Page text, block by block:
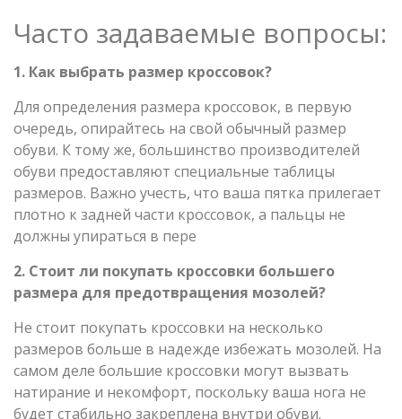
Часто задаваемые вопросы:
1. Как выбрать размер кроссовок?
Для определения размера кроссовок, в первую
очередь, опирайтесь на свой обычный размер
обуви. К тому же, большинство производителей
обуви предоставляют специальные таблицы
размеров. Важно учесть, что ваша пятка прилегает
плотно к задней части кроссовок, а пальцы не
должны упираться в пере
2. Стоит ли покупать кроссовки большего
размера для предотвращения мозолей?
Не стоит покупать кроссовки на несколько
размеров больше в надежде избежать мозолей. На
самом деле большие кроссовки могут вызвать
натирание и некомфорт, поскольку ваша нога не
будет стабильно закреплена внутри обуви.